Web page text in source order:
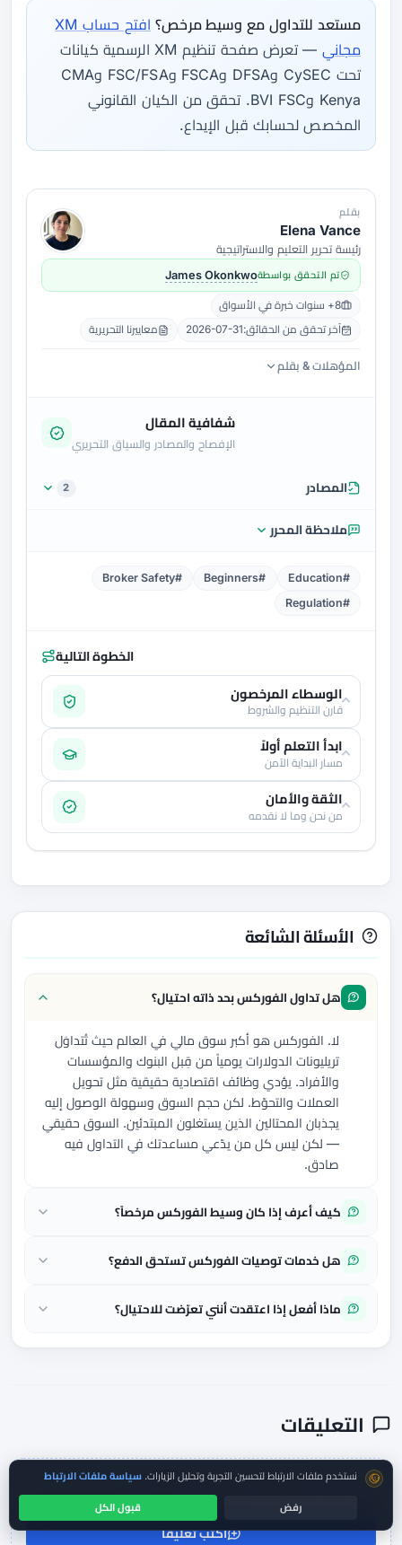
مستعد للتداول مع وسيط مرخص؟
افتح حساب XM
مجاني
— تعرض صفحة تنظيم XM الرسمية كيانات
تحت CySEC وDFSA وFSCA وFSC/FSA وCMA
Kenya وBVI FSC. تحقق من الكيان القانوني
المخصص لحسابك قبل الإيداع.
بقلم
Elena Vance
رئيسة تحرير التعليم والاستراتيجية
تم التحقق بواسطةJames Okonkwo
8+ سنوات خبرة في الأسواق
آخر تحقق من الحقائق:2026-07-31 معاييرنا التحريرية
المؤهلات & بقلم
شفافية المقال
الإفصاح والمصادر والسياق التحريري
المصادر 2
ملاحظة المحرر
#Education
#Beginners
#Broker Safety
#Regulation
الخطوة التالية
الوسطاء المرخصون
قارن التنظيم والشروط
ابدأ التعلم أولاً
مسار البداية الآمن
الثقة والأمان
من نحن وما لا نقدمه
الأسئلة الشائعة
هل تداول الفوركس بحد ذاته احتيال؟
لا. الفوركس هو أكبر سوق مالي في العالم حيث تُتداوَل
تريليونات الدولارات يومياً من قِبل البنوك والمؤسسات
والأفراد. يؤدي وظائف اقتصادية حقيقية مثل تحويل
العملات والتحوّط. لكن حجم السوق وسهولة الوصول إليه
يجذبان المحتالين الذين يستغلون المبتدئين. السوق حقيقي
— لكن ليس كل من يدّعي مساعدتك في التداول فيه
صادق.
كيف أعرف إذا كان وسيط الفوركس مرخصاً؟
هل خدمات توصيات الفوركس تستحق الدفع؟
ماذا أفعل إذا اعتقدت أنني تعرّضت للاحتيال؟
التعليقات
كن أول من يشارك رأيه حول هذا المقال.
أضف ملاحظة مفيدة للمتداولين الآخرين. نراجع التعليقات قبل النشر.
اكتب تعليقاً
موافقة ملفات تعريف الارتباط
نستخدم ملفات الارتباط لتحسين التجربة وتحليل الزيارات. سياسة ملفات الارتباط
رفض قبول الكل